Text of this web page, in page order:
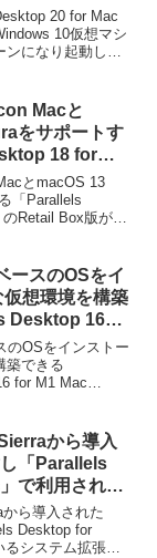
起動しない問
ートページを
20 for Mac
10仮想マシ
ンになり起動しな
Macと
をサポートす
18 for
版が9月2日よ
とmacOS 13
「Parallels
Retail Box版が09
ースのOSをイ
想環境を構築
Desktop 16
Preview」
10も仮
のOSをインストー
築できる
for M1 Mac
から導入
「Parallels
で利用されて
を説明。
ら導入された
Desktop for
るシステム拡張を